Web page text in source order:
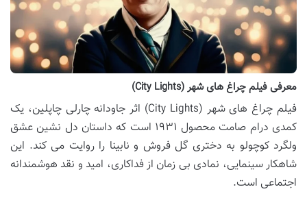
معرفی فیلم چراغ های شهر (City Lights)
فیلم چراغ های شهر (City Lights) اثر جاودانه چارلی چاپلین، یک
کمدی درام صامت محصول ۱۹۳۱ است که داستان دل نشین عشق
ولگرد کوچولو به دختری گل فروش و نابینا را روایت می کند. این
شاهکار سینمایی، نمادی بی زمان از فداکاری، امید و نقد هوشمندانه
اجتماعی است.